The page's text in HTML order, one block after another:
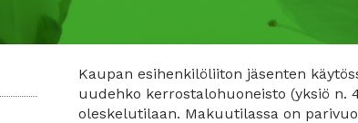
Kaupan esihenkilöliiton jäsenten
uudehko kerrostalohuoneisto (yksiö n.
oleskelutilaan. Makuutilassa on